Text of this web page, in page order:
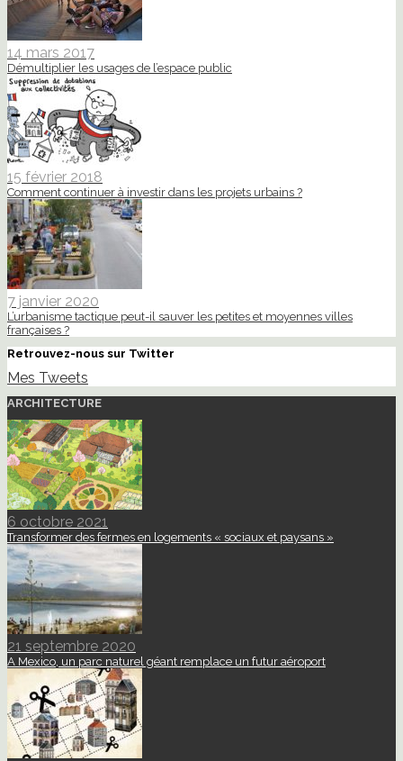
14 mars 2017
Démultiplier les usages de l’espace public
15 février 2018
Comment continuer à investir dans les projets urbains ?
7 janvier 2020
L’urbanisme tactique peut-il sauver les petites et moyennes villes
françaises ?
Retrouvez-nous sur Twitter
Mes Tweets
ARCHITECTURE
6 octobre 2021
Transformer des fermes en logements « sociaux et paysans »
21 septembre 2020
A Mexico, un parc naturel géant remplace un futur aéroport